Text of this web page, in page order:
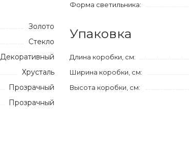
Золото
Стекло
Декоративный
Хрусталь
Прозрачный
Прозрачный
Форма светильника:
Упаковка
Длина коробки, см:
Ширина коробки, см:
Высота коробки, см: